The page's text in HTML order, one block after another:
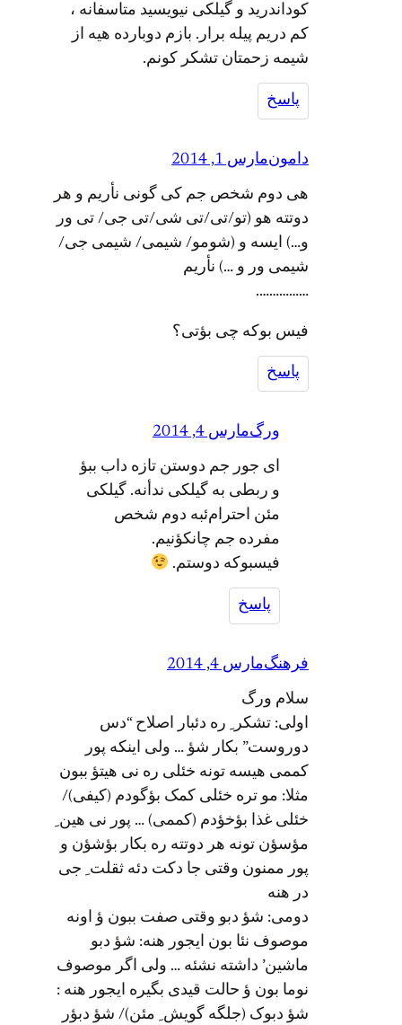
کوداندرید و گیلکی نیویسید متاسفانه ،
کم دریم پیله برار. بازم دوبارده هیه از
شیمه زحمتان تشکر کونم.
پاسخ
دامونمارس 1, 2014
هی دوم شخص جم کی گونی نأریم و هر
دوتته هو (تو/تی/تی شی/تی جی/ تی ور
و…) ایسه و (شومو/ شیمی/ شیمی جی/
شیمی ور و …) نأریم
…………….
فیس بوکه چی بؤتی؟
پاسخ
ورگمارس 4, 2014
ای جور جم دوستن تازه داب ببؤ
و ربطی به گیلکی ندأنه. گیلکی
مئن احترام‌ئبه دوم شخص
مفرده جم چانکؤنیم.
فیسبوکه دوستم.
پاسخ
فرهنگمارس 4, 2014
سلام ورگ
اولی: تشکر ِ ره دئبار اصلاح “دس
دوروست” بکار شؤ … ولی اینکه پور
کممی هیسه تونه خئلی ره نی هیتؤ ببون
مثلا: مو تره خئلی کمک بؤگودم (کیفی)/
خئلی غذا بؤخؤدم (کممی) … پور نی هین ِ
مؤسؤن تونه هر دوتته ره بکار بؤشؤن و
پور ممنون وقتی جا دکت دئه ثقلت ِ جی
در هنه
دومی: شؤ دبو وقتی صفت ببون ؤ اونه
موصوف نئا بون ایجور هنه: شؤ دبو
ماشین’ داشته نشئه … ولی اگر موصوف
نوما بون ؤ حالت قیدی بگیره ایجور هنه :
شؤ دبوک (جلگه گویش ِ مئن)/ شؤ دبؤر